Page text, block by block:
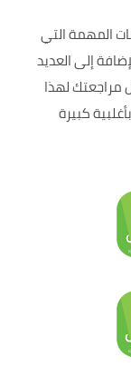
المهمة التي
إلى العديد
لهذا
كبيرة